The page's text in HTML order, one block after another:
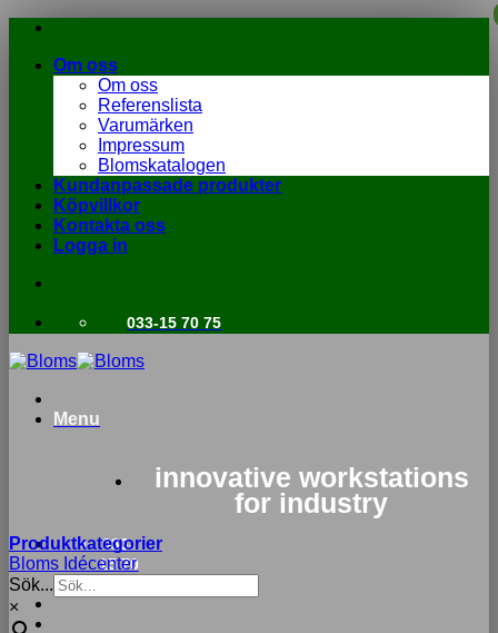
Skip
contentOm oss
Om oss
Referenslista
Varumärken
Impressum
Blomskatalogen
Kundanpassade produkter
Köpvillkor
Kontakta oss
Logga in
033-15 70 75
Menu
innovative workstations
for industry
033-
15 70
Produktkategorier
Bloms Idécenter
Sök...
×